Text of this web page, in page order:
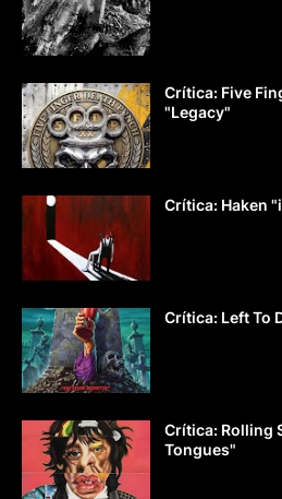
Crítica: Five
"Legacy"
Crítica: Haken
Crítica: Left To
Crítica: Rolling
Tongues"